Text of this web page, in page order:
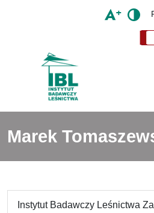
Marek
Instytut Badawczy Leśnictwa